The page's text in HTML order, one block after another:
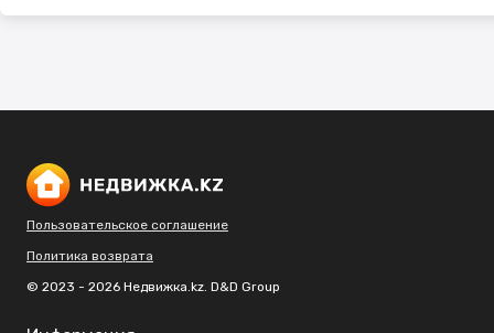
Пользовательское соглашение
Политика возврата
© 2023 - 2026 Недвижка.kz. D&D Group